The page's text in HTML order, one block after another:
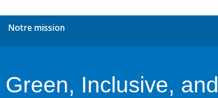
Notre mission
Green, Inclusive, and